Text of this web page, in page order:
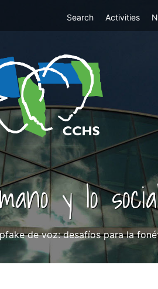
Top
Search Activities
y lo
de voz: desafíos para la